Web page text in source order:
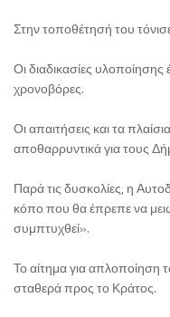
Στην τοποθέτησή του
Οι διαδικασίες
χρονοβόρες.
Οι απαιτήσεις και τα
αποθαρρυντικά για τους
Παρά τις δυσκολίες, η
κόπο που θα έπρεπε να
συμπτυχθεί».
Το αίτημα για απλοποίηση
σταθερά προς το Κράτος.